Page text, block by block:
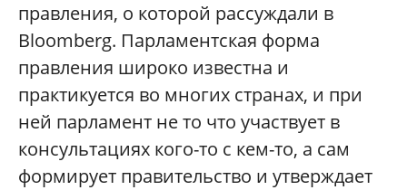
правления, о которой рассуждали в
Bloomberg. Парламентская форма
правления широко известна и
практикуется во многих странах, и при
ней парламент не то что участвует в
консультациях кого-то с кем-то, а сам
формирует правительство и утверждает